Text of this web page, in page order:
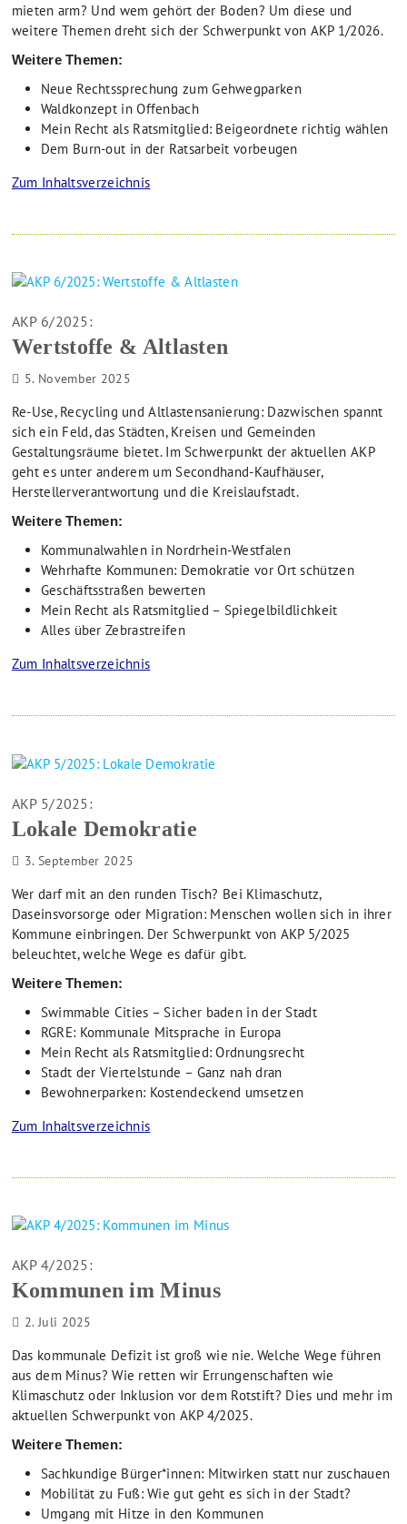
mieten arm? Und wem gehört der Boden? Um diese und
weitere Themen dreht sich der Schwerpunkt von AKP 1/2026.
Weitere Themen:
Neue Rechtssprechung zum Gehwegparken
Waldkonzept in Offenbach
Mein Recht als Ratsmitglied: Beigeordnete richtig wählen
Dem Burn-out in der Ratsarbeit vorbeugen
Zum Inhaltsverzeichnis
AKP 6/2025:
Wertstoffe & Altlasten
5. November 2025
Re-Use, Recycling und Altlastensanierung: Dazwischen spannt
sich ein Feld, das Städten, Kreisen und Gemeinden
Gestaltungsräume bietet. Im Schwerpunkt der aktuellen AKP
geht es unter anderem um Secondhand-Kaufhäuser,
Herstellerverantwortung und die Kreislaufstadt.
Weitere Themen:
Kommunalwahlen in Nordrhein-Westfalen
Wehrhafte Kommunen: Demokratie vor Ort schützen
Geschäftsstraßen bewerten
Mein Recht als Ratsmitglied – Spiegelbildlichkeit
Alles über Zebrastreifen
Zum Inhaltsverzeichnis
AKP 5/2025:
Lokale Demokratie
3. September 2025
Wer darf mit an den runden Tisch? Bei Klimaschutz,
Daseinsvorsorge oder Migration: Menschen wollen sich in ihrer
Kommune einbringen. Der Schwerpunkt von AKP 5/2025
beleuchtet, welche Wege es dafür gibt.
Weitere Themen:
Swimmable Cities – Sicher baden in der Stadt
RGRE: Kommunale Mitsprache in Europa
Mein Recht als Ratsmitglied: Ordnungsrecht
Stadt der Viertelstunde – Ganz nah dran
Bewohnerparken: Kostendeckend umsetzen
Zum Inhaltsverzeichnis
AKP 4/2025:
Kommunen im Minus
2. Juli 2025
Das kommunale Defizit ist groß wie nie. Welche Wege führen
aus dem Minus? Wie retten wir Errungenschaften wie
Klimaschutz oder Inklusion vor dem Rotstift? Dies und mehr im
aktuellen Schwerpunkt von AKP 4/2025.
Weitere Themen:
Sachkundige Bürger*innen: Mitwirken statt nur zuschauen
Mobilität zu Fuß: Wie gut geht es sich in der Stadt?
Umgang mit Hitze in den Kommunen